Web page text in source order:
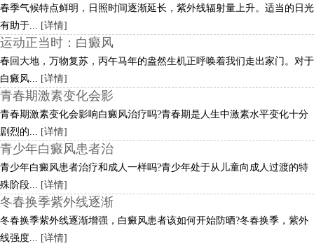
春季气候特点鲜明，日照时间逐渐延长，紫外线辐射量上升。适当的日光
有助于... [详情]
运动正当时：白癜风
春回大地，万物复苏，丙午马年的盎然生机正呼唤着我们走出家门。对于
白癜风... [详情]
青春期激素变化会影
青春期激素变化会影响白癜风治疗吗?青春期是人生中激素水平变化十分
剧烈的... [详情]
青少年白癜风患者治
青少年白癜风患者治疗和成人一样吗?青少年处于从儿童向成人过渡的特
殊阶段... [详情]
冬春换季紫外线逐渐
冬春换季紫外线逐渐增强，白癜风患者该如何开始防晒?冬春换季，紫外
线强度... [详情]